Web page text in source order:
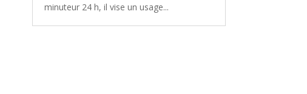
minuteur 24 h, il vise un usage...